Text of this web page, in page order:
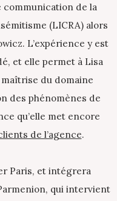
de la
(LICRA) alors
L’expérience y est
et elle permet à Lisa
du domaine
des phénomènes de
qu’elle met encore
de l’agence.
Paris, et intégrera
qui intervient